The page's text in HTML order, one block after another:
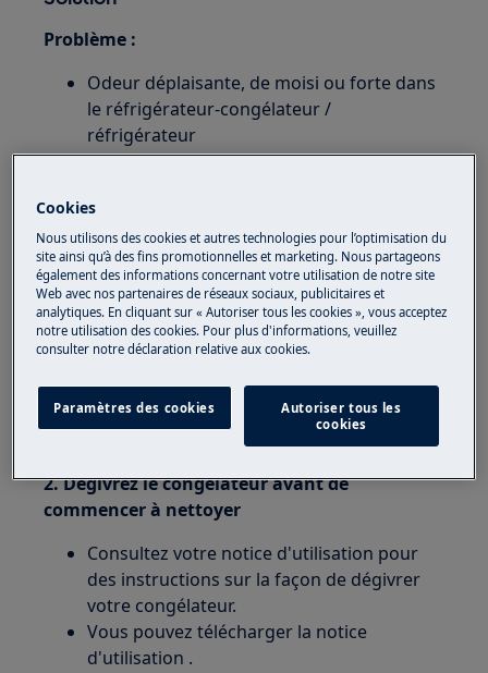
Problème :
Odeur déplaisante, de moisi ou forte dans
le réfrigérateur-congélateur /
réfrigérateur
Concerne :
Réfrigérateur
Réfrigérateur-congélateur
1. Stockez les aliments très odorants dans des
conteneurs hermétiques
2. Dégivrez le congélateur avant de
commencer à nettoyer
Consultez votre notice d'utilisation pour
des instructions sur la façon de dégivrer
votre congélateur.
Vous pouvez télécharger la notice
d'utilisation .
Cookies
Nous utilisons des cookies et autres technologies pour l’optimisation du
site ainsi qu’à des fins promotionnelles et marketing. Nous partageons
également des informations concernant votre utilisation de notre site
Web avec nos partenaires de réseaux sociaux, publicitaires et
analytiques. En cliquant sur « Autoriser tous les cookies », vous acceptez
notre utilisation des cookies. Pour plus d'informations, veuillez
consulter notre déclaration relative aux cookies.
Paramètres des cookies
Autoriser tous les
cookies